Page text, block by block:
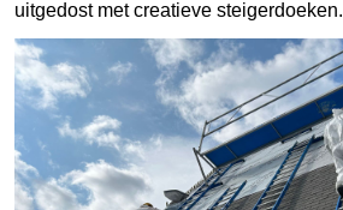
uitgedost met creatieve steigerdoeken.